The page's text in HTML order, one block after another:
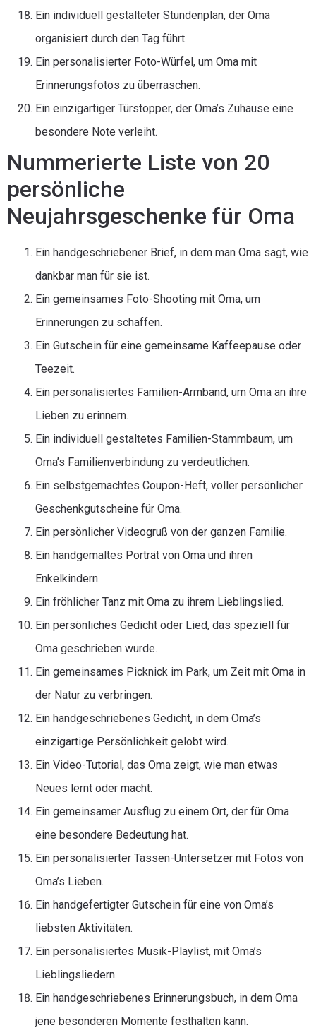
Ein individuell gestalteter Stundenplan, der Oma
organisiert durch den Tag führt.
Ein personalisierter Foto-Würfel, um Oma mit
Erinnerungsfotos zu überraschen.
Ein einzigartiger Türstopper, der Oma’s Zuhause eine
besondere Note verleiht.
Nummerierte Liste von 20
persönliche
Neujahrsgeschenke für Oma
Ein handgeschriebener Brief, in dem man Oma sagt, wie
dankbar man für sie ist.
Ein gemeinsames Foto-Shooting mit Oma, um
Erinnerungen zu schaffen.
Ein Gutschein für eine gemeinsame Kaffeepause oder
Teezeit.
Ein personalisiertes Familien-Armband, um Oma an ihre
Lieben zu erinnern.
Ein individuell gestaltetes Familien-Stammbaum, um
Oma’s Familienverbindung zu verdeutlichen.
Ein selbstgemachtes Coupon-Heft, voller persönlicher
Geschenkgutscheine für Oma.
Ein persönlicher Videogruß von der ganzen Familie.
Ein handgemaltes Porträt von Oma und ihren
Enkelkindern.
Ein fröhlicher Tanz mit Oma zu ihrem Lieblingslied.
Ein persönliches Gedicht oder Lied, das speziell für
Oma geschrieben wurde.
Ein gemeinsames Picknick im Park, um Zeit mit Oma in
der Natur zu verbringen.
Ein handgeschriebenes Gedicht, in dem Oma’s
einzigartige Persönlichkeit gelobt wird.
Ein Video-Tutorial, das Oma zeigt, wie man etwas
Neues lernt oder macht.
Ein gemeinsamer Ausflug zu einem Ort, der für Oma
eine besondere Bedeutung hat.
Ein personalisierter Tassen-Untersetzer mit Fotos von
Oma’s Lieben.
Ein handgefertigter Gutschein für eine von Oma’s
liebsten Aktivitäten.
Ein personalisiertes Musik-Playlist, mit Oma’s
Lieblingsliedern.
Ein handgeschriebenes Erinnerungsbuch, in dem Oma
jene besonderen Momente festhalten kann.